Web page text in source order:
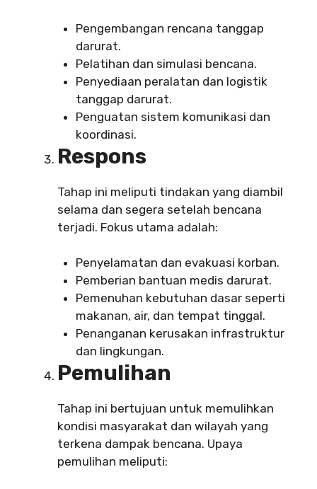
Pengembangan rencana tanggap
darurat.
Pelatihan dan simulasi bencana.
Penyediaan peralatan dan logistik
tanggap darurat.
Penguatan sistem komunikasi dan
koordinasi.
Respons
Tahap ini meliputi tindakan yang diambil
selama dan segera setelah bencana
terjadi. Fokus utama adalah:
Penyelamatan dan evakuasi korban.
Pemberian bantuan medis darurat.
Pemenuhan kebutuhan dasar seperti
makanan, air, dan tempat tinggal.
Penanganan kerusakan infrastruktur
dan lingkungan.
Pemulihan
Tahap ini bertujuan untuk memulihkan
kondisi masyarakat dan wilayah yang
terkena dampak bencana. Upaya
pemulihan meliputi: